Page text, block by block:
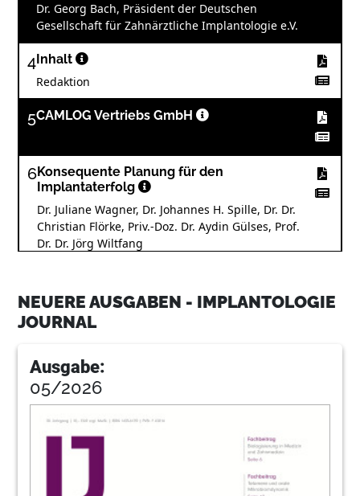
Dr. Georg Bach, Präsident der Deutschen
Gesellschaft für Zahnärztliche Implantologie e.V.
4 Inhalt
Redaktion
5CAMLOG Vertriebs GmbH
6Konsequente Planung für den
Implantaterfolg
Dr. Juliane Wagner, Dr. Johannes H. Spille, Dr. Dr.
Christian Flörke, Priv.-Doz. Dr. Aydin Gülses, Prof.
Dr. Dr. Jörg Wiltfang
14Nicht immer geht es minimalinvasiv ‒
Implantation mit Nervverlagerung im
Unterkiefer
NEUERE AUSGABEN - IMPLANTOLOGIE
JOURNAL
Ausgabe:
05/2026